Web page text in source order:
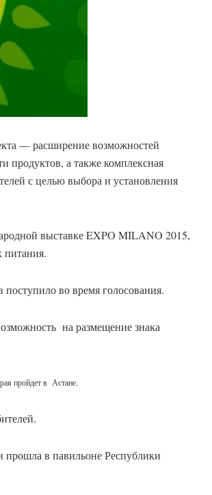
— расширение возможностей
продуктов, а также комплексная
с целью выбора и установления
выставке EXPO MILANO 2015,
питания.
во время голосования.
на размещение знака
пройдет в Астане.
в павильоне Республики